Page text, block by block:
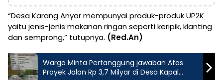
“Desa Karang Anyar mempunyai produk-produk UP2K
yaitu jenis-jenis makanan ringan seperti keripik, klanting
dan semprong,” tutupnya. (Red.An)
Warga Minta Pertanggung jawaban Atas
Proyek Jalan Rp 3,7 Milyar di Desa Kapal